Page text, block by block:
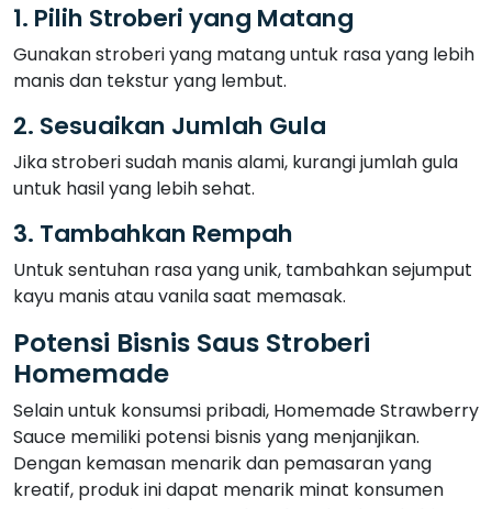
1. Pilih Stroberi yang Matang
Gunakan stroberi yang matang untuk rasa yang lebih
manis dan tekstur yang lembut.
2. Sesuaikan Jumlah Gula
Jika stroberi sudah manis alami, kurangi jumlah gula
untuk hasil yang lebih sehat.
3. Tambahkan Rempah
Untuk sentuhan rasa yang unik, tambahkan sejumput
kayu manis atau vanila saat memasak.
Potensi Bisnis Saus Stroberi
Homemade
Selain untuk konsumsi pribadi, Homemade Strawberry
Sauce memiliki potensi bisnis yang menjanjikan.
Dengan kemasan menarik dan pemasaran yang
kreatif, produk ini dapat menarik minat konsumen